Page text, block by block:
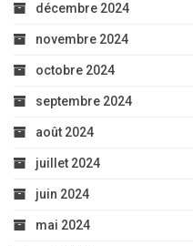
décembre 2024
novembre 2024
octobre 2024
septembre 2024
août 2024
juillet 2024
juin 2024
mai 2024